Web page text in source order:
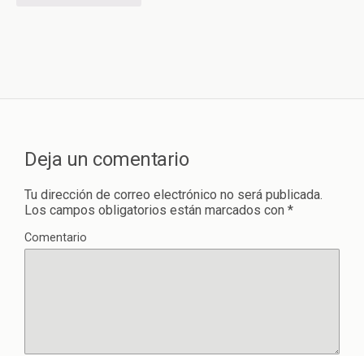
Deja un comentario
Tu dirección de correo electrónico no será publicada.
Los campos obligatorios están marcados con *
Comentario